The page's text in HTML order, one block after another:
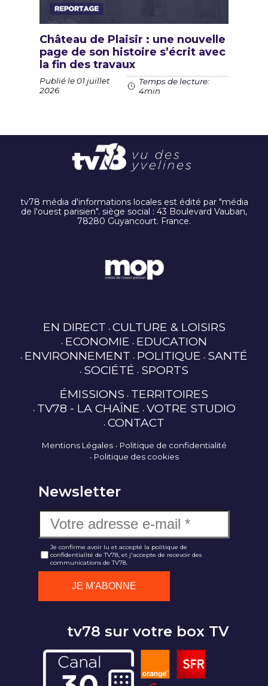
Château de Plaisir : une nouvelle
page de son histoire s’écrit avec
la fin des travaux
Publié le 01 juillet
2026
Temps de lecture:
4min
tv78 média d'informations locales est édité par "média
de l'ouest parisien". siège social : 43 Boulevard Vauban,
78280 Guyancourt. France.
EN DIRECT CULTURE & LOISIRS
ECONOMIE EDUCATION
ENVIRONNEMENT POLITIQUE SANTÉ
SOCIÉTÉ SPORTS
ÉMISSIONS TERRITOIRES
TV78 - LA CHAÎNE VOTRE STUDIO
CONTACT
Mentions Légales
Politique de confidentialité
Politique des cookies
Newsletter
Je confirme avoir lu et accepté la politique de
confidentialité de TV78, et j'accepte de recevoir des
communications de TV78.
tv78 sur votre box TV